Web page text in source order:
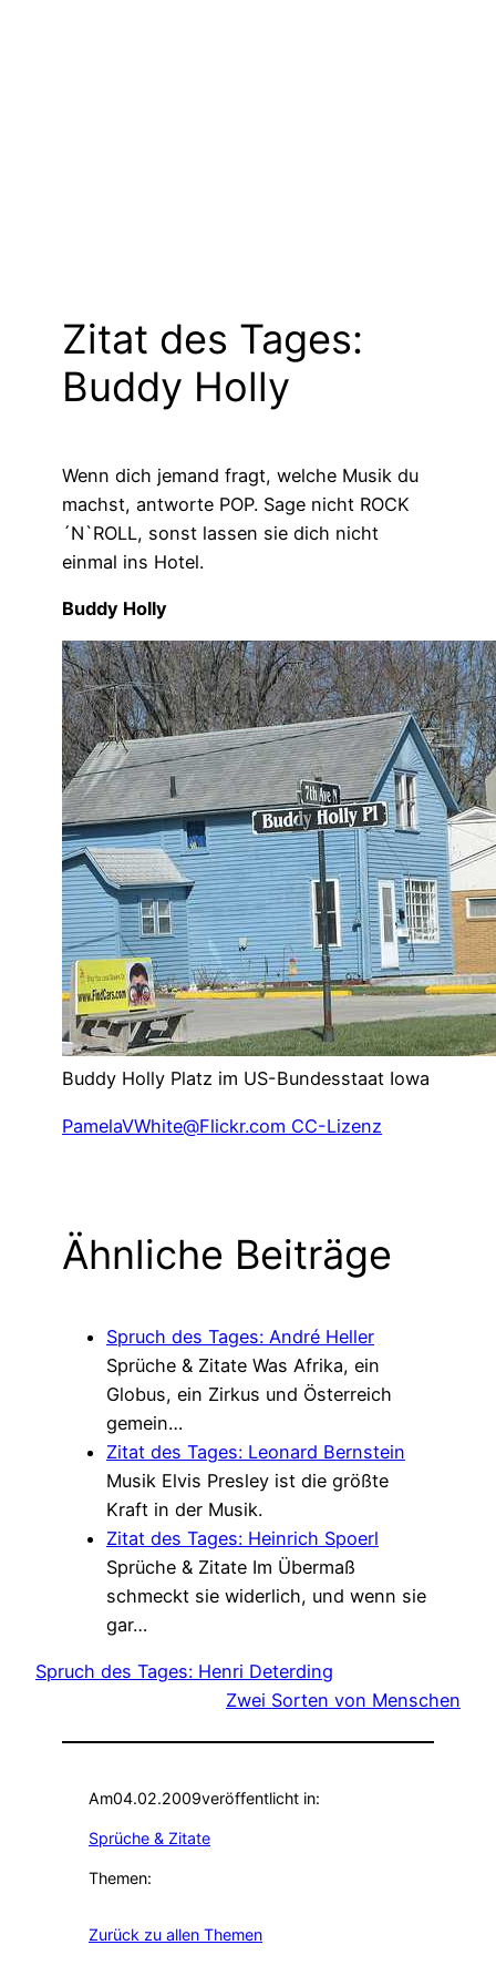
Zitat des Tages:
Buddy Holly
Wenn dich jemand fragt, welche Musik du
machst, antworte POP. Sage nicht ROCK
´N`ROLL, sonst lassen sie dich nicht
einmal ins Hotel.
Buddy Holly
Buddy Holly Platz im US-Bundesstaat Iowa
PamelaVWhite@Flickr.com CC-Lizenz
Ähnliche Beiträge
Spruch des Tages: André Heller
Sprüche & Zitate Was Afrika, ein
Globus, ein Zirkus und Österreich
gemein…
Zitat des Tages: Leonard Bernstein
Musik Elvis Presley ist die größte
Kraft in der Musik.
Zitat des Tages: Heinrich Spoerl
Sprüche & Zitate Im Übermaß
schmeckt sie widerlich, und wenn sie
gar…
Spruch des Tages: Henri Deterding
Zwei Sorten von Menschen
Am04.02.2009veröffentlicht in:
Sprüche & Zitate
Themen:
Zurück zu allen Themen